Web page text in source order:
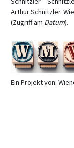
Arthur Schnitzler.
(Zugriff am Datum).
Ein Projekt von: